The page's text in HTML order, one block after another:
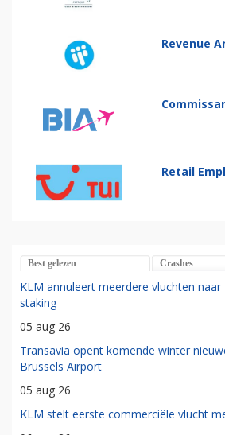
Revenue
Retail
Best gelezen Crashes
KLM annuleert meerdere vluchten
staking
05 aug 26
Transavia opent komende winter
Brussels Airport
05 aug 26
KLM stelt eerste commerciële vlucht